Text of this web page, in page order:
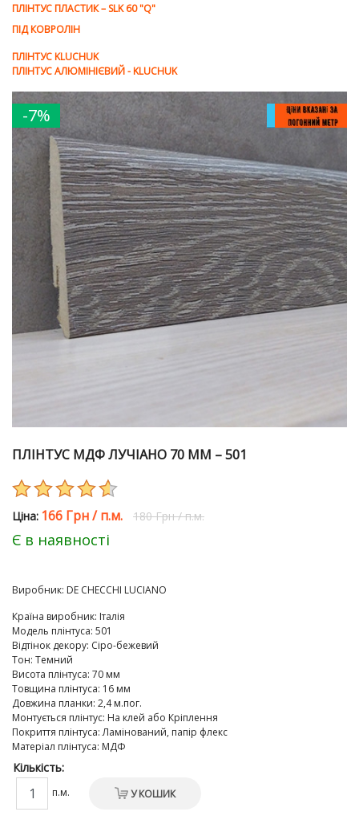
ПЛІНТУС ПЛАСТИК – SLK 60 "Q"
ПІД КОВРОЛІН
ПЛІНТУС KLUCHUK
ПЛІНТУС АЛЮМІНІЄВИЙ - KLUCHUK
-7%
ПЛІНТУС МДФ ЛУЧІАНО 70 ММ – 501
Цiна: 166 Грн/п.м. 180 Грн /п.м.
Є в наявності
Виробник: DE CHEСCHI LUCIANO
Країна виробник: Італія
Модель плінтуса: 501
Відтінок декору: Сіро-бежевий
Тон: Темний
Висота плінтуса: 70 мм
Товщина плінтуса: 16 мм
Довжина планки: 2,4 м.пог.
Монтується плінтус: На клей або Кріплення
Покриття плінтуса:Ламінований, папір флекс
Матеріал плінтуса: МДФ
Кількість:
п.м. У КОШИК